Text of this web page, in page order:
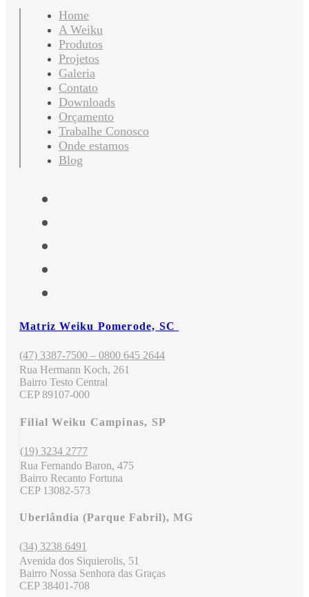
Home
A Weiku
Produtos
Projetos
Galeria
Contato
Downloads
Orçamento
Trabalhe Conosco
Onde estamos
Blog
Matriz Weiku Pomerode, SC
(47) 3387-7500 – 0800 645 2644
Rua Hermann Koch, 261
Bairro Testo Central
CEP 89107-000
Filial Weiku Campinas, SP
(19) 3234 2777
Rua Fernando Baron, 475
Bairro Recanto Fortuna
CEP 13082-573
Uberlândia (Parque Fabril), MG
(34) 3238 6491
Avenida dos Siquierolis, 51
Bairro Nossa Senhora das Graças
CEP 38401-708